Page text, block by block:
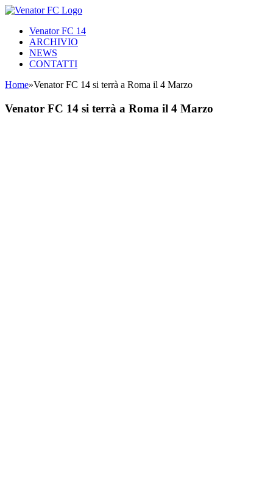
Skip
contentVenator FC 14
ARCHIVIO
NEWS
CONTATTI
Home»Venator FC 14 si terrà a Roma il 4 Marzo
Venator FC 14 si terrà a Roma il 4 Marzo